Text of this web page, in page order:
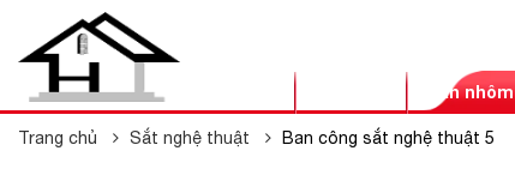
Trần nhôm
Trang chủ Sắt nghệ thuật Ban công sắt nghệ thuật 5